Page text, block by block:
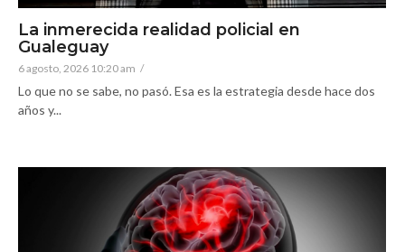
La inmerecida realidad policial en
Gualeguay
6 agosto, 2026 10:20 am /
Lo que no se sabe, no pasó. Esa es la estrategia desde hace dos
años y...